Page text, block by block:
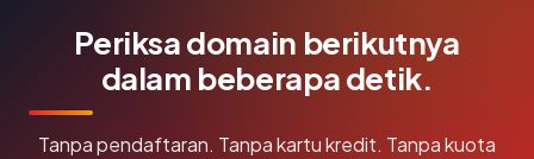
Periksa domain berikutnya
dalam beberapa detik.
Tanpa pendaftaran. Tanpa kartu kredit. Tanpa kuota